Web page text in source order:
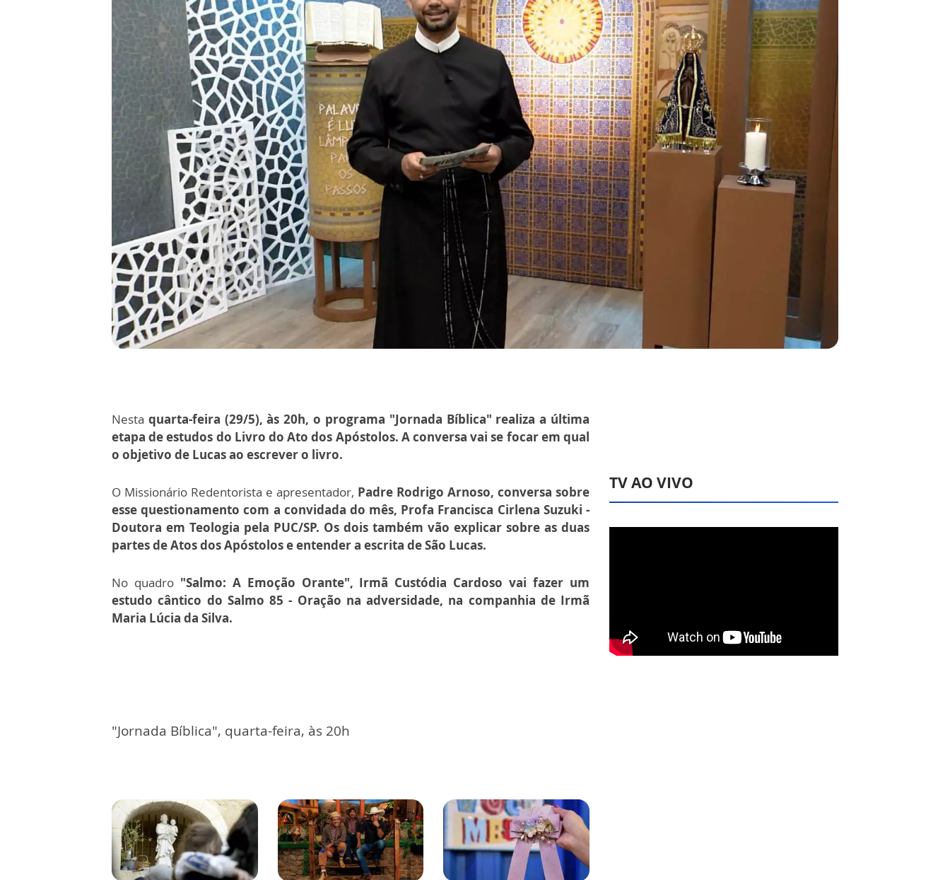
Nesta quarta-feira (29/5), às 20h, o programa "Jornada Bíblica" realiza a última
etapa de estudos do Livro do Ato dos Apóstolos. A conversa vai se focar em qual
o objetivo de Lucas ao escrever o livro.
O Missionário Redentorista e apresentador, Padre Rodrigo Arnoso, conversa sobre
esse questionamento com a convidada do mês, Profa Francisca Cirlena Suzuki -
Doutora em Teologia pela PUC/SP. Os dois também vão explicar sobre as duas
partes de Atos dos Apóstolos e entender a escrita de São Lucas.
No quadro "Salmo: A Emoção Orante", Irmã Custódia Cardoso vai fazer um
estudo cântico do Salmo 85 - Oração na adversidade, na companhia de Irmã
Maria Lúcia da Silva.
"Jornada Bíblica", quarta-feira, às 20h
TV AO VIVO